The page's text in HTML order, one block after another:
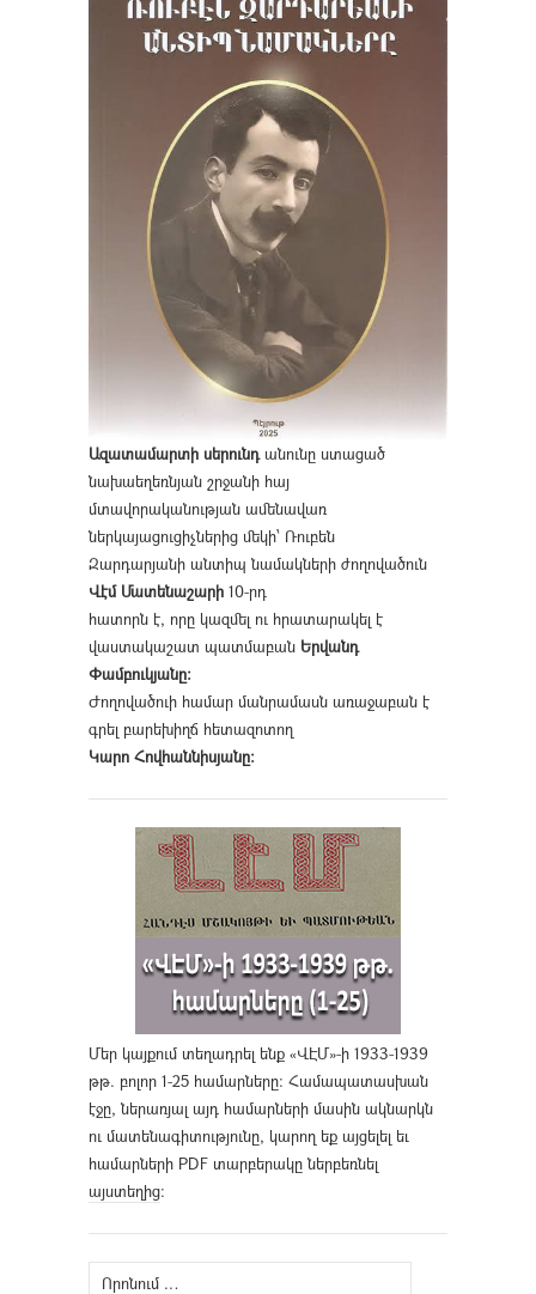
Ազատամարտի սերունդանունը ստացած
նախաեղեռնյան շրջանի հայ
մտավորականության ամենավառ
ներկայացուցիչներից մեկի՝ Ռուբեն
Զարդարյանի անտիպ նամակների ժողովածուն
Վէմ Մատենաշարի 10-րդ
հատորն է, որը կազմել ու հրատարակել է
վաստակաշատ պատմաբան Երվանդ
Փամբուկյանը։
Ժողովածուի համար մանրամասն առաջաբան է
գրել բարեխիղճ հետազոտող
Կարո Հովհաննիսյանը։
Մեր կայքում տեղադրել ենք «ՎԷՄ»-ի 1933-1939
թթ. բոլոր 1-25 համարները։ Համապատասխան
էջը, ներառյալ այդ համարների մասին ակնարկն
ու մատենագիտությունը, կարող եք այցելել եւ
համարների PDF տարբերակը ներբեռնել
այստեղից։
Որոնել՝